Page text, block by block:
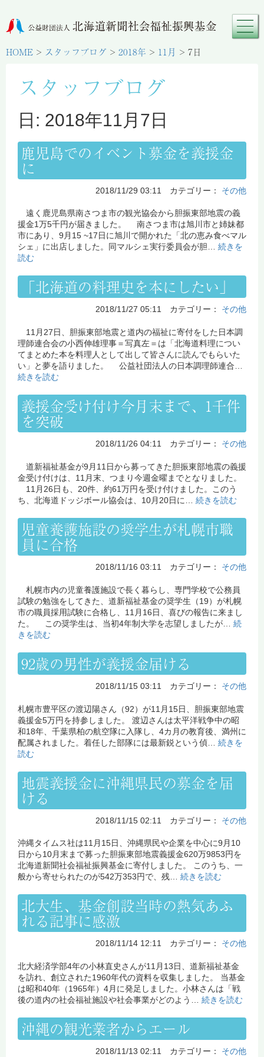
HOME > スタッフブログ > 2018年 > 11月 > 7日
スタッフブログ
日: 2018年11月7日
鹿児島でのイベント募金を義援金
に
2018/11/29 03:11 カテゴリー： その他
遠く鹿児島県南さつま市の観光協会から胆振東部地震の義
援金1万5千円が届きました。 南さつま市は旭川市と姉妹都
市にあり、9月15 ~17日に旭川で開かれた「北の恵み食べマル
シェ」に出店しました。同マルシェ実行委員会が胆… 続きを
読む
「北海道の料理史を本にしたい」
2018/11/27 05:11 カテゴリー： その他
11月27日、胆振東部地震と道内の福祉に寄付をした日本調
理師連合会の小西伸雄理事＝写真左＝は「北海道料理につい
てまとめた本を料理人として出して皆さんに読んでもらいた
い」と夢を語りました。 公益社団法人の日本調理師連合…
続きを読む
義援金受け付け今月末まで、1千件
を突破
2018/11/26 04:11 カテゴリー： その他
道新福祉基金が9月11日から募ってきた胆振東部地震の義援
金受け付けは、11月末、つまり今週金曜までとなりました。
11月26日も、20件、約61万円を受け付けました。このう
ち、北海道ドッジボール協会は、10月20日に… 続きを読む
児童養護施設の奨学生が札幌市職
員に合格
2018/11/16 03:11 カテゴリー： その他
札幌市内の児童養護施設で長く暮らし、専門学校で公務員
試験の勉強をしてきた、道新福祉基金の奨学生（19）が札幌
市の職員採用試験に合格し、11月16日、喜びの報告に来まし
た。 この奨学生は、当初4年制大学を志望しましたが… 続
きを読む
92歳の男性が義援金届ける
2018/11/15 03:11 カテゴリー： その他
札幌市豊平区の渡辺陽さん（92）が11月15日、胆振東部地震
義援金5万円を持参しました。 渡辺さんは太平洋戦争中の昭
和18年、千葉県柏の航空隊に入隊し、4カ月の教育後、満州に
配属されました。着任した部隊には最新鋭という偵… 続きを
読む
地震義援金に沖縄県民の募金を届
ける
2018/11/15 02:11 カテゴリー： その他
沖縄タイムス社は11月15日、沖縄県民や企業を中心に9月10
日から10月末まで募った胆振東部地震義援金620万9853円を
北海道新聞社会福祉振興基金に寄付しました。 このうち、一
般から寄せられたのが542万353円で、残… 続きを読む
北大生、基金創設当時の熱気あふ
れる記事に感激
2018/11/14 12:11 カテゴリー： その他
北大経済学部4年の小林直史さんが11月13日、道新福祉基金
を訪れ、創立された1960年代の資料を収集しました。 当基金
は昭和40年（1965年）4月に発足しました。小林さんは「戦
後の道内の社会福祉施設や社会事業がどのよう… 続きを読む
沖縄の観光業者からエール
2018/11/13 02:11 カテゴリー： その他